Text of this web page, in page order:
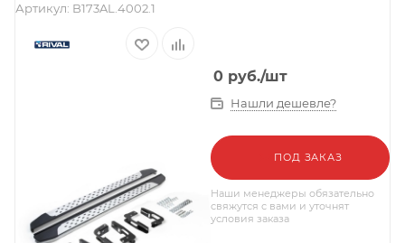
Артикул: B173AL.4002.1
0 руб./шт
Нашли дешевле?
ПОД ЗАКАЗ
Наши менеджеры обязательно
свяжутся с вами и уточнят
условия заказа